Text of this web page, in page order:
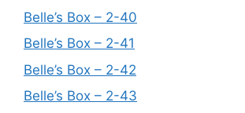
Belle’s Box – 2-40
Belle’s Box – 2-41
Belle’s Box – 2-42
Belle’s Box – 2-43